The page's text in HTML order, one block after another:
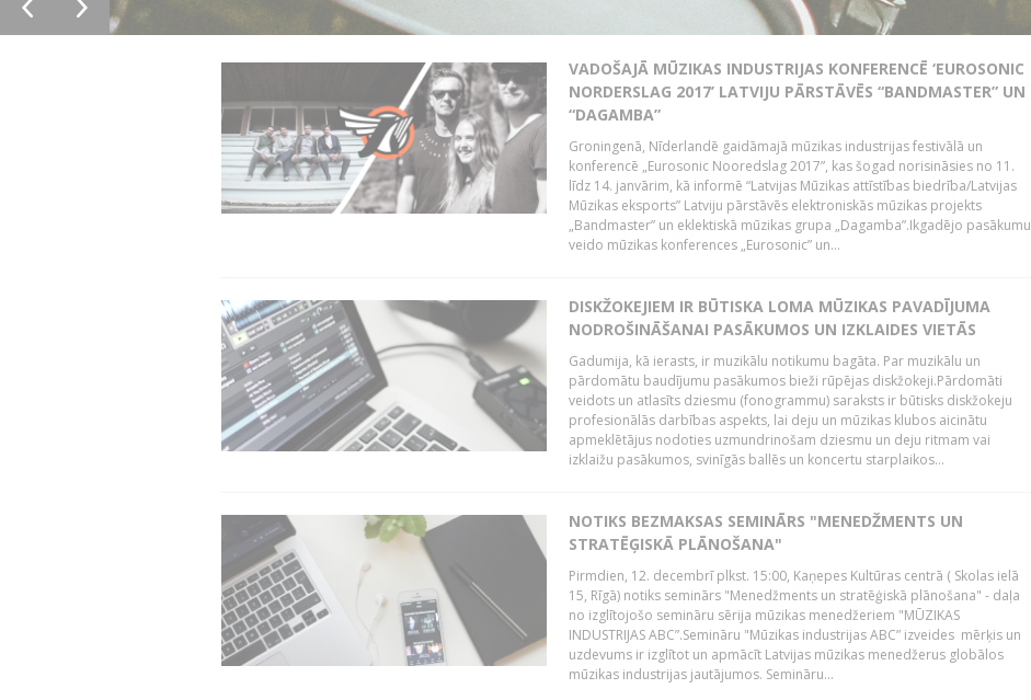
VADOŠAJĀ MŪZIKAS INDUSTRIJAS KONFERENCĒ ‘EUROSONIC
NORDERSLAG 2017’ LATVIJU PĀRSTĀVĒS “BANDMASTER” UN
“DAGAMBA”
Groningenā, Nīderlandē gaidāmajā mūzikas industrijas festivālā un
konferencē „Eurosonic Nooredslag 2017”, kas šogad norisināsies no 11.
līdz 14. janvārim, kā informē “Latvijas Mūzikas attīstības biedrība/Latvijas
Mūzikas eksports” Latviju pārstāvēs elektroniskās mūzikas projekts
„Bandmaster” un eklektiskā mūzikas grupa „Dagamba”.Ikgadējo pasākumu
veido mūzikas konferences „Eurosonic” un...
DISKŽOKEJIEM IR BŪTISKA LOMA MŪZIKAS PAVADĪJUMA
NODROŠINĀŠANAI PASĀKUMOS UN IZKLAIDES VIETĀS
Gadumija, kā ierasts, ir muzikālu notikumu bagāta. Par muzikālu un
pārdomātu baudījumu pasākumos bieži rūpējas diskžokeji.Pārdomāti
veidots un atlasīts dziesmu (fonogrammu) saraksts ir būtisks diskžokeju
profesionālās darbības aspekts, lai deju un mūzikas klubos aicinātu
apmeklētājus nodoties uzmundrinošam dziesmu un deju ritmam vai
izklaižu pasākumos, svinīgās ballēs un koncertu starplaikos...
NOTIKS BEZMAKSAS SEMINĀRS "MENEDŽMENTS UN
STRATĒĢISKĀ PLĀNOŠANA"
Pirmdien, 12. decembrī plkst. 15:00, Kaņepes Kultūras centrā ( Skolas ielā
15, Rīgā) notiks seminārs "Menedžments un stratēģiskā plānošana" - daļa
no izglītojošo semināru sērija mūzikas menedžeriem "MŪZIKAS
INDUSTRIJAS ABC”.Semināru "Mūzikas industrijas ABC” izveides mērķis un
uzdevums ir izglītot un apmācīt Latvijas mūzikas menedžerus globālos
mūzikas industrijas jautājumos. Semināru...